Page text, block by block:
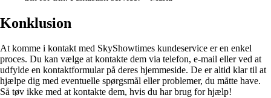
Konklusion
At komme i kontakt med SkyShowtimes kundeservice er en enkel
proces. Du kan vælge at kontakte dem via telefon, e-mail eller ved at
udfylde en kontaktformular på deres hjemmeside. De er altid klar til at
hjælpe dig med eventuelle spørgsmål eller problemer, du måtte have.
Så tøv ikke med at kontakte dem, hvis du har brug for hjælp!